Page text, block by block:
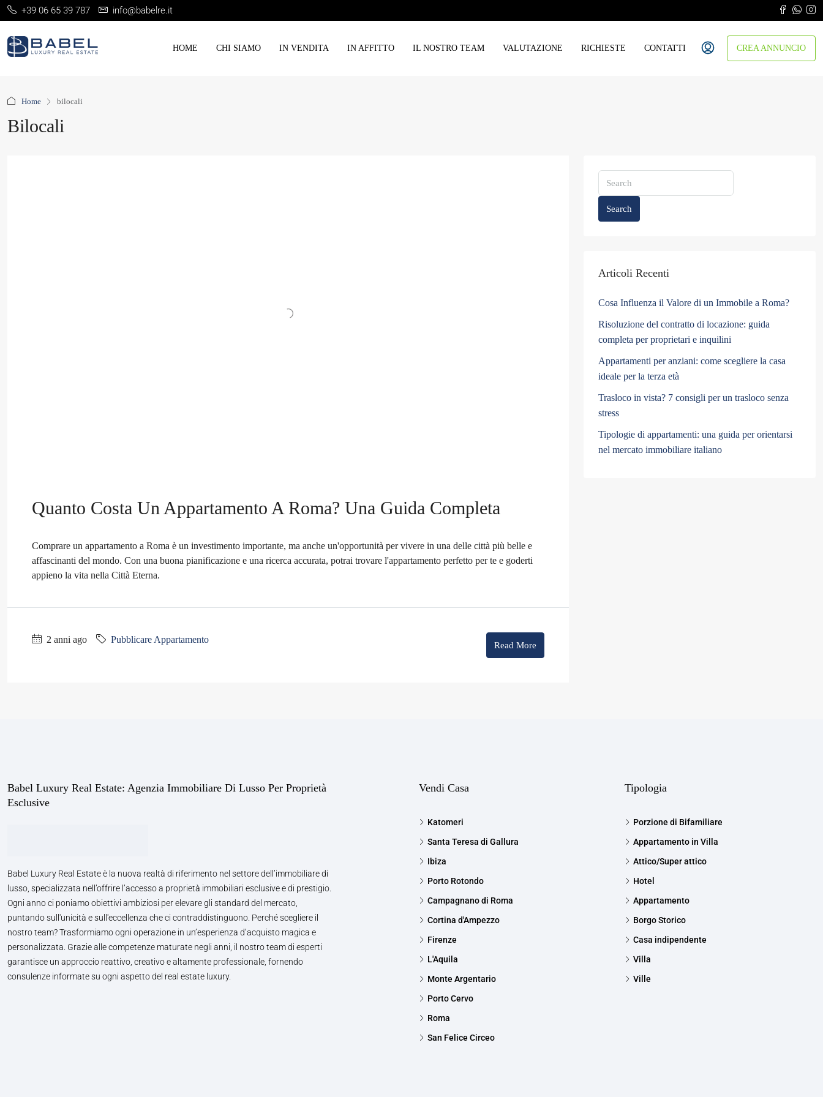
+39 06 65 39 787 info@babelre.it
HOME CHI SIAMO IN VENDITA IN AFFITTO IL NOSTRO TEAM VALUTAZIONE RICHIESTE CONTATTI CREA ANNUNCIO
Home bilocali
Bilocali
Quanto Costa Un Appartamento A Roma? Una Guida Completa
Comprare un appartamento a Roma è un investimento importante, ma anche un'opportunità per vivere in una delle città più belle e
affascinanti del mondo. Con una buona pianificazione e una ricerca accurata, potrai trovare l'appartamento perfetto per te e goderti
appieno la vita nella Città Eterna.
2 anni ago Pubblicare Appartamento
Read More
Search
Articoli Recenti
Cosa Influenza il Valore di un Immobile a Roma?
Risoluzione del contratto di locazione: guida
completa per proprietari e inquilini
Appartamenti per anziani: come scegliere la casa
ideale per la terza età
Trasloco in vista? 7 consigli per un trasloco senza
stress
Tipologie di appartamenti: una guida per orientarsi
nel mercato immobiliare italiano
Babel Luxury Real Estate: Agenzia Immobiliare Di Lusso Per Proprietà
Esclusive
Babel Luxury Real Estate è la nuova realtà di riferimento nel settore dell’immobiliare di
lusso, specializzata nell’offrire l’accesso a proprietà immobiliari esclusive e di prestigio.
Ogni anno ci poniamo obiettivi ambiziosi per elevare gli standard del mercato,
puntando sull'unicità e sull'eccellenza che ci contraddistinguono. Perché scegliere il
nostro team? Trasformiamo ogni operazione in un’esperienza d’acquisto magica e
personalizzata. Grazie alle competenze maturate negli anni, il nostro team di esperti
garantisce un approccio reattivo, creativo e altamente professionale, fornendo
consulenze informate su ogni aspetto del real estate luxury.
Vendi Casa
Katomeri
Santa Teresa di Gallura
Ibiza
Porto Rotondo
Campagnano di Roma
Cortina d'Ampezzo
Firenze
L'Aquila
Monte Argentario
Porto Cervo
Roma
San Felice Circeo
Tipologia
Porzione di Bifamiliare
Appartamento in Villa
Attico/Super attico
Hotel
Appartamento
Borgo Storico
Casa indipendente
Villa
Ville